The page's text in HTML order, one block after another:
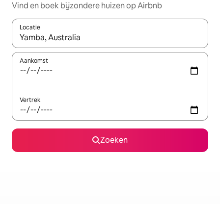
Vind en boek bijzondere huizen op Airbnb
Locatie
Wanneer er suggesties beschikbaar zijn, maak je een keuze
Aankomst
Vertrek
Zoeken